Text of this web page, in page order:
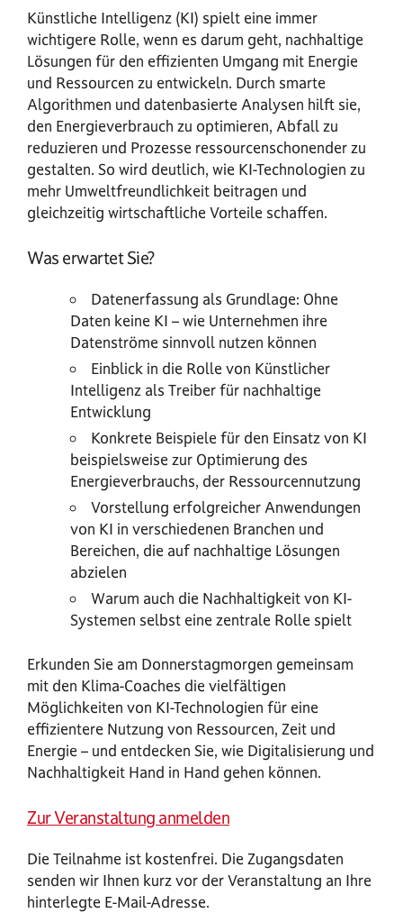
Künstliche Intelligenz (KI) spielt eine immer
wichtigere Rolle, wenn es darum geht, nachhaltige
Lösungen für den effizienten Umgang mit Energie
und Ressourcen zu entwickeln. Durch smarte
Algorithmen und datenbasierte Analysen hilft sie,
den Energieverbrauch zu optimieren, Abfall zu
reduzieren und Prozesse ressourcenschonender zu
gestalten. So wird deutlich, wie KI-Technologien zu
mehr Umweltfreundlichkeit beitragen und
gleichzeitig wirtschaftliche Vorteile schaffen.
Was erwartet Sie?
Datenerfassung als Grundlage: Ohne
Daten keine KI – wie Unternehmen ihre
Datenströme sinnvoll nutzen können
Einblick in die Rolle von Künstlicher
Intelligenz als Treiber für nachhaltige
Entwicklung
Konkrete Beispiele für den Einsatz von KI
beispielsweise zur Optimierung des
Energieverbrauchs, der Ressourcennutzung
Vorstellung erfolgreicher Anwendungen
von KI in verschiedenen Branchen und
Bereichen, die auf nachhaltige Lösungen
abzielen
Warum auch die Nachhaltigkeit von KI-
Systemen selbst eine zentrale Rolle spielt
Erkunden Sie am Donnerstagmorgen gemeinsam
mit den Klima-Coaches die vielfältigen
Möglichkeiten von KI-Technologien für eine
effizientere Nutzung von Ressourcen, Zeit und
Energie – und entdecken Sie, wie Digitalisierung und
Nachhaltigkeit Hand in Hand gehen können.
Zur Veranstaltung anmelden
Die Teilnahme ist kostenfrei. Die Zugangsdaten
senden wir Ihnen kurz vor der Veranstaltung an Ihre
hinterlegte E-Mail-Adresse.